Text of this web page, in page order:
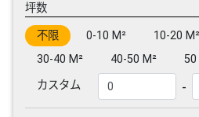
坪数
不限 0-10 M² 10-20 M²
30-40 M²
40-50 M²
50
カスタム
-